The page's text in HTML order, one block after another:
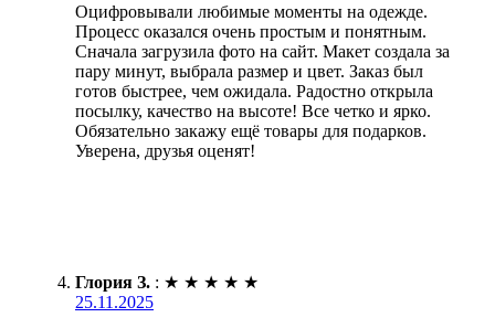
Оцифровывали любимые моменты на одежде.
Процесс оказался очень простым и понятным.
Сначала загрузила фото на сайт. Макет создала за
пару минут, выбрала размер и цвет. Заказ был
готов быстрее, чем ожидала. Радостно открыла
посылку, качество на высоте! Все четко и ярко.
Обязательно закажу ещё товары для подарков.
Уверена, друзья оценят!
Глория З. : ★ ★ ★ ★ ★
25.11.2025